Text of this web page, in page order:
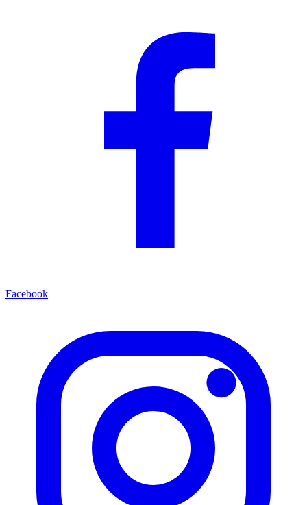
Facebook